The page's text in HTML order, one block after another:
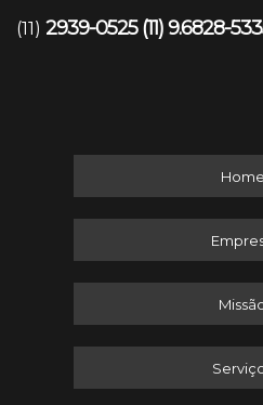
(11) 2939-0525 (11) 9.6828-
Home